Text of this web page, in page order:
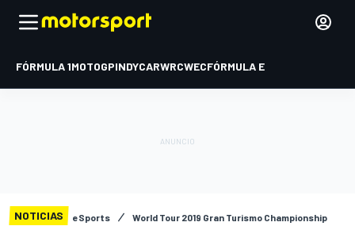
FÓRMULA 1MOTOGPINDYCARWRCWECFÓRMULA E
NOTICIAS eSports World Tour 2019 Gran Turismo Championship